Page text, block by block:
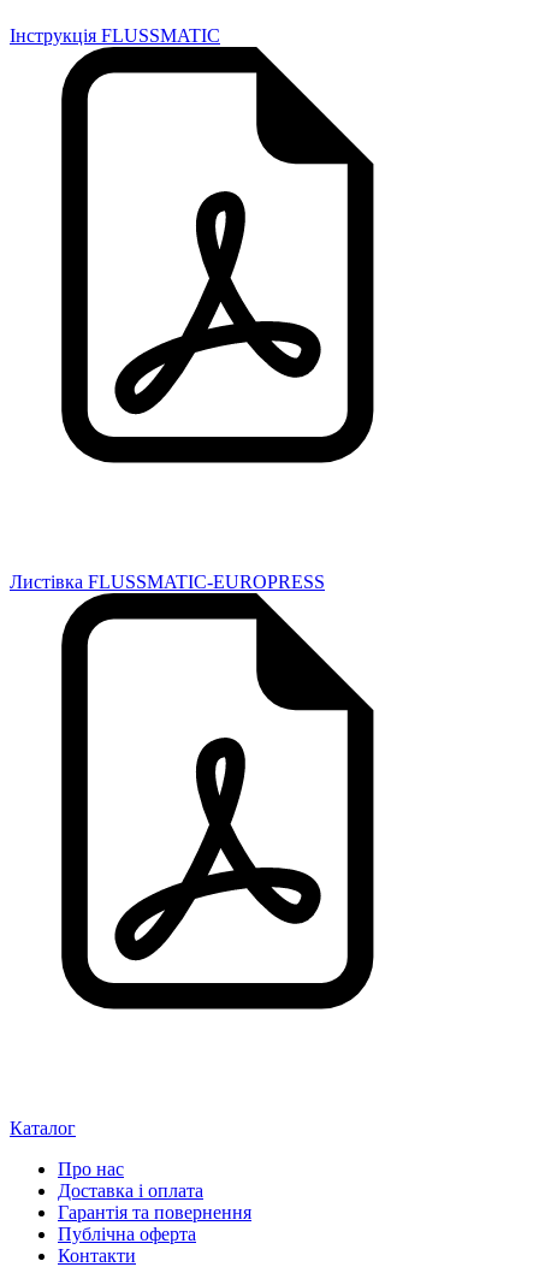
Інструкція FLUSSMATIC
Листівка FLUSSMATIC-EUROPRESS
Каталог
Про нас
Доставка і оплата
Гарантія та повернення
Публічна оферта
Контакти